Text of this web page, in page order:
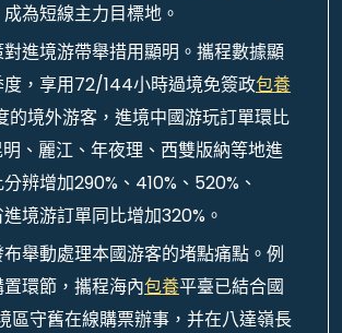
為短線主力目標地。
進境游帶舉措用顯明。攜程數據顯
，享用72/144小時過境免簽政包養
的境外游客，進境中國游玩訂單環比
、麗江、年夜理、西雙版納等地進
辨增加290%、410%、520%、
境游訂單同比增加320%。
舉動處理本國游客的堵點痛點。例
環節，攜程海內包養平臺已結合國
區守舊在線購票辦事，并在八達嶺長